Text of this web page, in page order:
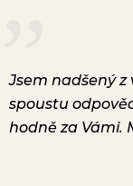
Jsem nadšený
spoustu
hodně za Vámi.